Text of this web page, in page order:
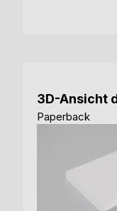
3D-Ansicht
Paperback